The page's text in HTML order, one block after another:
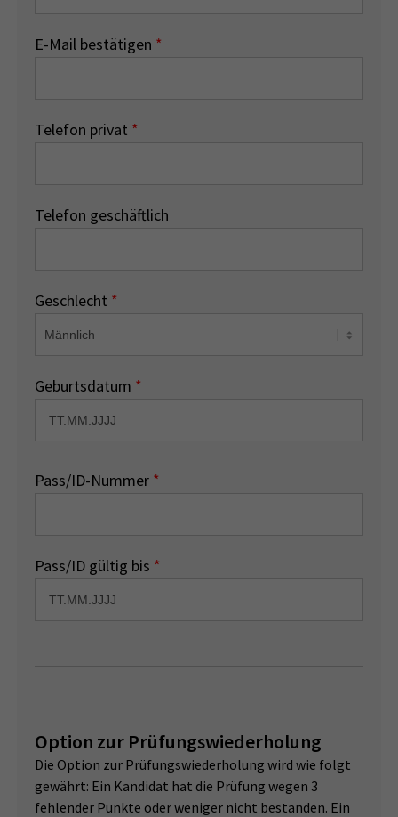
E-Mail bestätigen *
Telefon privat *
Telefon geschäftlich
Geschlecht *
Geburtsdatum *
Pass/ID-Nummer *
Pass/ID gültig bis *
Option zur Prüfungswiederholung
Die Option zur Prüfungswiederholung wird wie folgt
gewährt: Ein Kandidat hat die Prüfung wegen 3
fehlender Punkte oder weniger nicht bestanden. Ein